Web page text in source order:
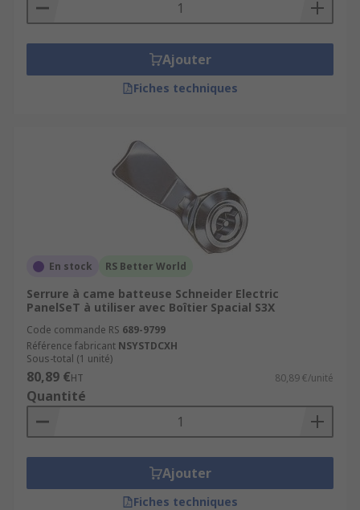
Ajouter
Fiches techniques
En stock RS Better World
Serrure à came batteuse Schneider Electric
PanelSeT à utiliser avec Boîtier Spacial S3X
Code commande RS 689-9799
Référence fabricant NSYSTDCXH
Sous-total (1 unité)
80,89 €HT 80,89 €/unité
Quantité
Ajouter
Fiches techniques